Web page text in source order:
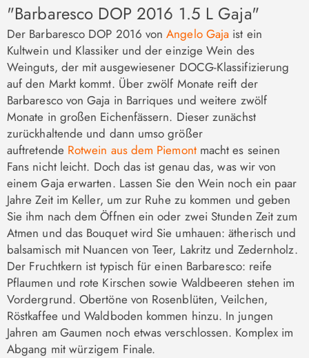
"Barbaresco DOP 2016 1.5 L Gaja"
Der Barbaresco DOP 2016 vonAngelo Gaja ist ein
Kultwein und Klassiker und der einzige Wein des
Weinguts, der mit ausgewiesener DOCG-Klassifizierung
auf den Markt kommt. Über zwölf Monate reift der
Barbaresco von Gaja in Barriques und weitere zwölf
Monate in großen Eichenfässern. Dieser zunächst
zurückhaltende und dann umso größer
auftretende Rotwein aus dem Piemontmacht es seinen
Fans nicht leicht. Doch das ist genau das, was wir von
einem Gaja erwarten. Lassen Sie den Wein noch ein paar
Jahre Zeit im Keller, um zur Ruhe zu kommen und geben
Sie ihm nach dem Öffnen ein oder zwei Stunden Zeit zum
Atmen und das Bouquet wird Sie umhauen: ätherisch und
balsamisch mit Nuancen von Teer, Lakritz und Zedernholz.
Der Fruchtkern ist typisch für einen Barbaresco: reife
Pflaumen und rote Kirschen sowie Waldbeeren stehen im
Vordergrund. Obertöne von Rosenblüten, Veilchen,
Röstkaffee und Waldboden kommen hinzu. In jungen
Jahren am Gaumen noch etwas verschlossen. Komplex im
Abgang mit würzigem Finale.